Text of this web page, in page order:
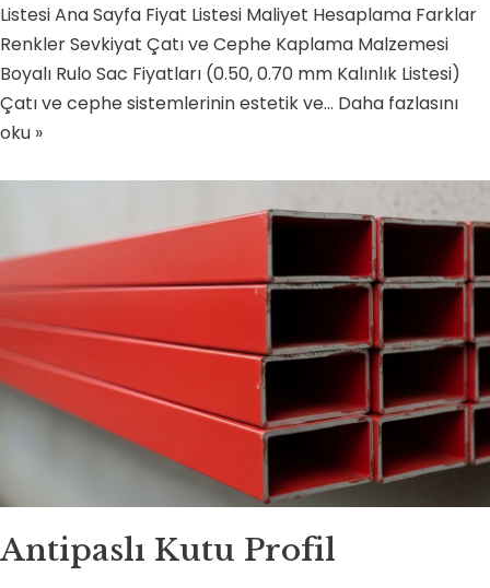
Listesi Ana Sayfa Fiyat Listesi Maliyet Hesaplama Farklar
Renkler Sevkiyat Çatı ve Cephe Kaplama Malzemesi
Boyalı Rulo Sac Fiyatları (0.50, 0.70 mm Kalınlık Listesi)
Çatı ve cephe sistemlerinin estetik ve… Daha fazlasını
oku »
Antipaslı Kutu Profil